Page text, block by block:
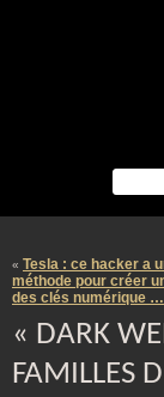
« Tesla : ce hacker a
méthode pour créer
des clés numérique …
« DARK
FAMILLES